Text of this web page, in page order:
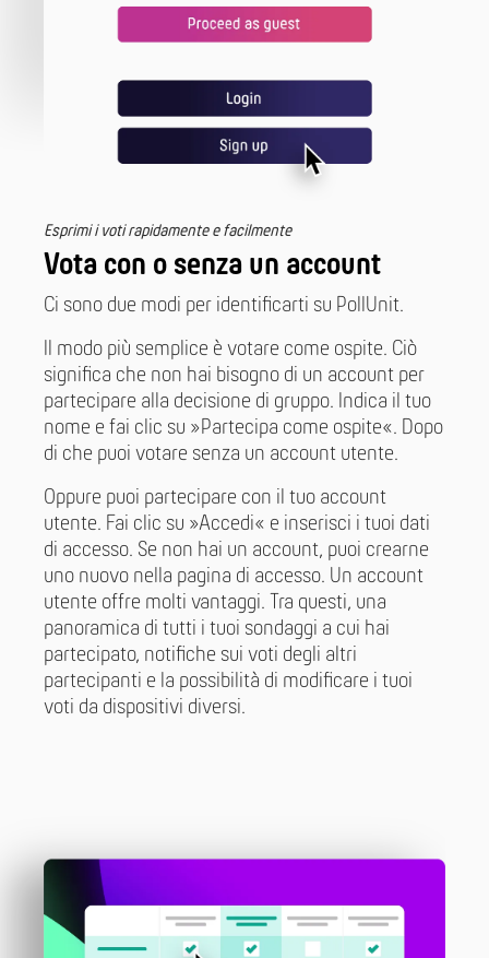
Esprimi i voti rapidamente e facilmente
Vota con o senza un account
Ci sono due modi per identificarti su PollUnit.
Il modo più semplice è votare come ospite. Ciò
significa che non hai bisogno di un account per
partecipare alla decisione di gruppo. Indica il tuo
nome e fai clic su »Partecipa come ospite«. Dopo
di che puoi votare senza un account utente.
Oppure puoi partecipare con il tuo account
utente. Fai clic su »Accedi« e inserisci i tuoi dati
di accesso. Se non hai un account, puoi crearne
uno nuovo nella pagina di accesso. Un account
utente offre molti vantaggi. Tra questi, una
panoramica di tutti i tuoi sondaggi a cui hai
partecipato, notifiche sui voti degli altri
partecipanti e la possibilità di modificare i tuoi
voti da dispositivi diversi.